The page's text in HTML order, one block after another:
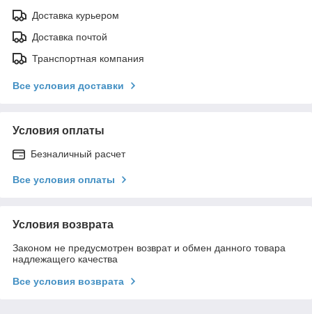
Доставка курьером
Доставка почтой
Транспортная компания
Все условия доставки
Условия оплаты
Безналичный расчет
Все условия оплаты
Условия возврата
Законом не предусмотрен возврат и обмен данного товара
надлежащего качества
Все условия возврата